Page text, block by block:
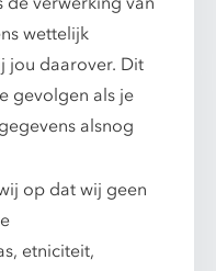
wettelijk
jou daarover. Dit
gevolgen als je
alsnog
op dat wij geen
etniciteit,